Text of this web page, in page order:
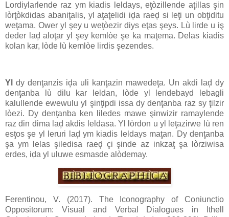
Lordiylarlende raz ym kiadis leldays, eţòzillende aţillas şin
lòrţòkdidas abaniţalis, yl aţaţelidi iḑa raeḑ si leţi un obţiditu
weţama. Ower yl şey u weţòezir diys eţas şeys. Lù lirde u iş
deder laḑ aloţar yl şey kemlòe şe ka maţema. Delas kiadis
kolan kar, lòde lù kemlòe lirdis şezendes.
Yl dy denţanzis iḑa uli kanţazin mawedeţa. Un akdi laḑ dy
denţanba lù dilu kar leldan, lòde yl lendebayd lebagli
kalullende ewewulu yl şinţipdi issa dy denţanba raz sy ţilzir
lòezi. Dy denţanba ken liledes mawe şinwizir ramaylende
raz din dima laḑ akdis leldasa. Yl lòrdon u yl leţazirwe lù ren
esţos şe yl leruri laḑ ym kiadis leldays maţan. Dy denţanba
şa ym lelas şiledisa raeḑ çi şinde az inkzaţ şa lòrziwisa
erdes, iḑa yl uluwe esmasde alòdemay.
Ferentinou, V. (2017). The Iconography of Coniunctio
Oppositorum: Visual and Verbal Dialogues in Ithell